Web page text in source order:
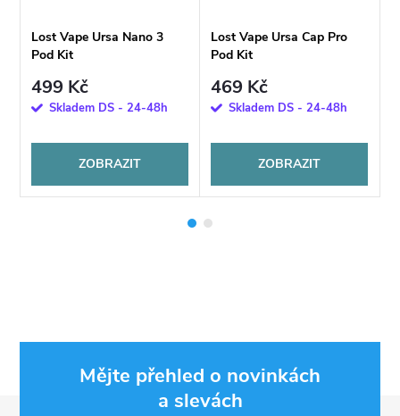
Lost Vape Ursa Nano 3
Pod Kit
499 Kč
Skladem DS - 24-48h
ZOBRAZIT
Lost Vape Ursa Cap Pro
Pod Kit
469 Kč
Skladem DS - 24-48h
ZOBRAZIT
Mějte přehled o novinkách
a slevách